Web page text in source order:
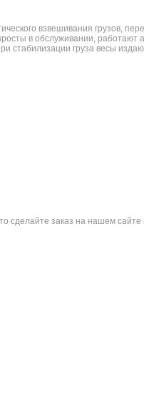
взвешивания грузов,
в обслуживании, работают
груза весы
сделайте заказ на нашем